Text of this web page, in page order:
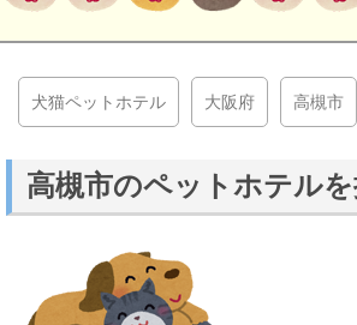
犬猫ペットホテル 大阪府 高槻市
高槻市のペットホテルを